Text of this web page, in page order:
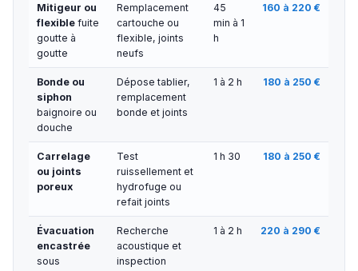
Mitigeur ou
flexible fuite
goutte à
goutte
Remplacement
cartouche ou
flexible, joints
neufs
45
min à 1
h
160 à 220 €
Bonde ou
siphon
baignoire ou
douche
Dépose tablier,
remplacement
bonde et joints
1 à 2 h 180 à 250 €
Carrelage
ou joints
poreux
Test
ruissellement et
hydrofuge ou
refait joints
1 h 30 180 à 250 €
Évacuation
encastrée
sous
Recherche
acoustique et
inspection
1 à 2 h 220 à 290 €